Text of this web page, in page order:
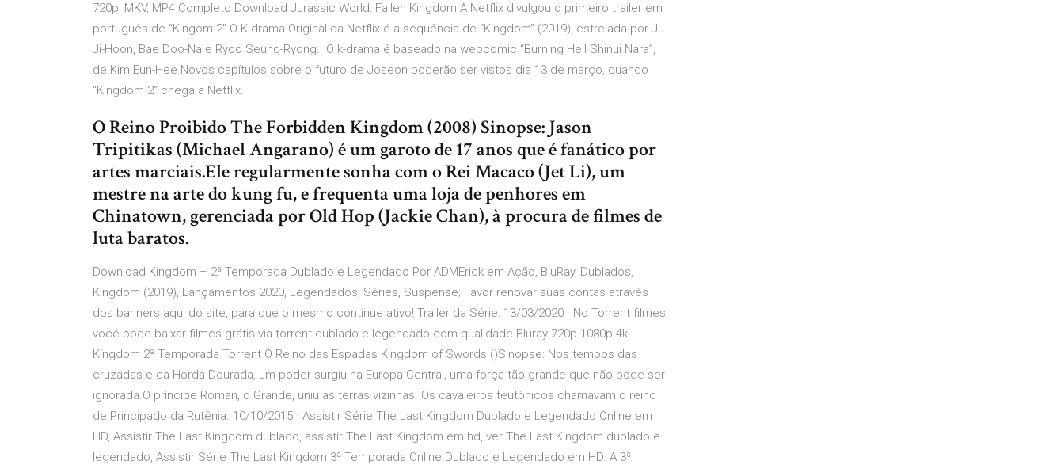
720p, MKV, MP4 Completo Download Jurassic World: Fallen Kingdom A Netflix divulgou o primeiro trailer em
português de “Kingom 2″.O K-drama Original da Netflix é a sequência de “Kingdom” (2019), estrelada por Ju
Ji-Hoon, Bae Doo-Na e Ryoo Seung-Ryong.. O k-drama é baseado na webcomic “Burning Hell Shinui Nara”,
de Kim Eun-Hee.Novos capítulos sobre o futuro de Joseon poderão ser vistos dia 13 de março, quando
“Kingdom 2” chega a Netflix.
O Reino Proibido The Forbidden Kingdom (2008) Sinopse: Jason
Tripitikas (Michael Angarano) é um garoto de 17 anos que é fanático por
artes marciais.Ele regularmente sonha com o Rei Macaco (Jet Li), um
mestre na arte do kung fu, e frequenta uma loja de penhores em
Chinatown, gerenciada por Old Hop (Jackie Chan), à procura de filmes de
luta baratos.
Download Kingdom – 2ª Temporada Dublado e Legendado Por ADMErick em Ação, BluRay, Dublados,
Kingdom (2019), Lançamentos 2020, Legendados, Séries, Suspense; Favor renovar suas contas através
dos banners aqui do site, para que o mesmo continue ativo! Trailer da Série: 13/03/2020 · No Torrent filmes
você pode baixar filmes grátis via torrent dublado e legendado com qualidade Bluray 720p 1080p 4k
Kingdom 2ª Temporada Torrent O Reino das Espadas Kingdom of Swords ()Sinopse: Nos tempos das
cruzadas e da Horda Dourada, um poder surgiu na Europa Central, uma força tão grande que não pode ser
ignorada.O príncipe Roman, o Grande, uniu as terras vizinhas. Os cavaleiros teutônicos chamavam o reino
de Principado da Rutênia. 10/10/2015 · Assistir Série The Last Kingdom Dublado e Legendado Online em
HD, Assistir The Last Kingdom dublado, assistir The Last Kingdom em hd, ver The Last Kingdom dublado e
legendado, Assistir Série The Last Kingdom 3ª Temporada Online Dublado e Legendado em HD. A 3ª